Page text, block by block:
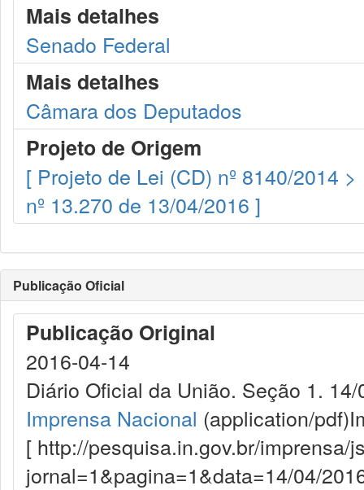
Mais detalhes
Senado Federal
Mais detalhes
Câmara dos Deputados
Projeto de Origem
[ Projeto de Lei (CD) nº 8140/2014
nº 13.270 de 13/04/2016 ]
Publicação Oficial
Publicação Original
2016-04-14
Diário Oficial da União. Seção 1.
Imprensa Nacional (application/pdf)
[ http://pesquisa.in.gov.br/imprensa/
jornal=1&pagina=1&data=14/04/